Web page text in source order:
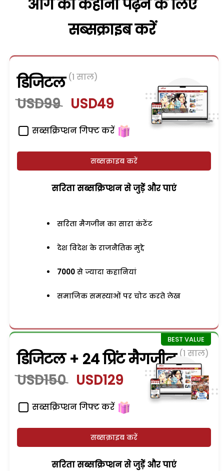
आगे की कहानी पढ़ने के लिए
सब्सक्राइब करें
डिजिटल (1 साल)
USD99 USD49
सब्सक्रिप्शन गिफ्ट करें
सब्सक्राइब करें
सरिता सब्सक्रिप्शन से जुड़ेें और पाएं
सरिता मैगजीन का सारा कंटेंट
देश विदेश के राजनैतिक मुद्दे
7000 से ज्यादा कहानियां
समाजिक समस्याओं पर चोट करते लेख
डिजिटल + 24 प्रिंट मैगजीन (1 साल)
USD150 USD129
सब्सक्रिप्शन गिफ्ट करें
सब्सक्राइब करें
सरिता सब्सक्रिप्शन से जुड़ेें और पाएं